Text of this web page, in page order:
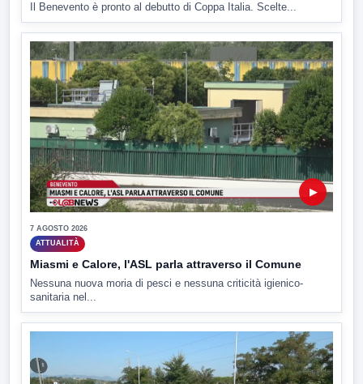
Il Benevento è pronto al debutto di Coppa Italia. Scelte...
▶
7 AGOSTO 2026
ATTUALITÀ
Miasmi e Calore, l'ASL parla attraverso il Comune
Nessuna nuova moria di pesci e nessuna criticità igienico-
sanitaria nel...